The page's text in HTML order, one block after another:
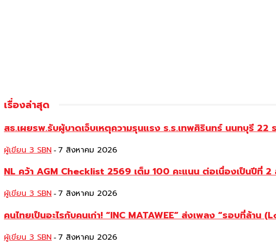
เรื่องล่าสุด
สธ.เผยรพ.รับผู้บาดเจ็บเหตุความรุนแรง ร.ร.เทพศิรินทร์ นนทบุรี
ผู้เขียน 3 SBN - 7 สิงหาคม 2026
NL คว้า AGM Checklist 2569 เต็ม 100 คะแนน ต่อเนื่องเป็นปีที่
ผู้เขียน 3 SBN - 7 สิงหาคม 2026
คนไทยเป็นอะไรกับคนเก่า! “INC MATAWEE” ส่งเพลง “รอบที่ล้า
ผู้เขียน 3 SBN - 7 สิงหาคม 2026